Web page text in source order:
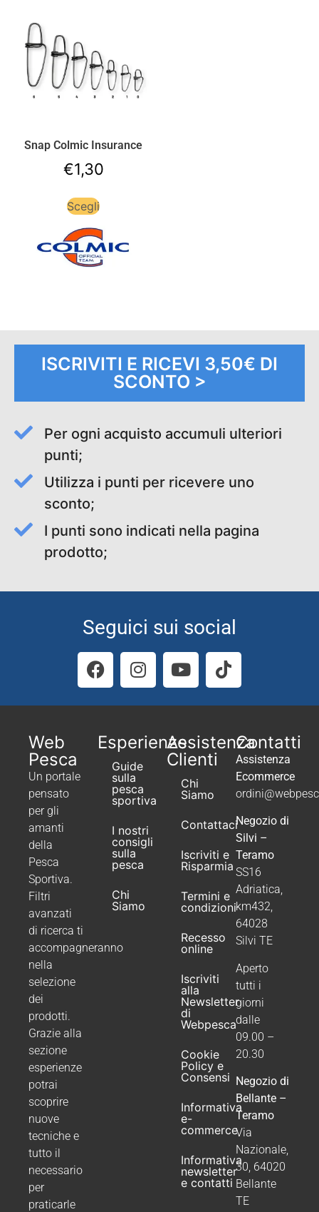
Snap Colmic Insurance
€1,30
Scegli
ISCRIVITI E RICEVI 3,50€ DI
SCONTO >
Per ogni acquisto accumuli ulteriori
punti;
Utilizza i punti per ricevere uno
sconto;
I punti sono indicati nella pagina
prodotto;
Seguici sui social
Web
Pesca
Un portale
pensato
per gli
amanti
della
Pesca
Sportiva.
Filtri
avanzati
di ricerca ti
accompagneranno
nella
selezione
dei
prodotti.
Grazie alla
sezione
esperienze
potrai
scoprire
nuove
tecniche e
tutto il
necessario
per
praticarle
Esperienze
Guide
sulla
pesca
sportiva
I nostri
consigli
sulla
pesca
Chi
Siamo
Assistenza
Clienti
Chi
Siamo
Contattaci
Iscriviti e
Risparmia
Termini e
condizioni
Recesso
online
Iscriviti
alla
Newsletter
di
Webpesca
Cookie
Policy e
Consensi
Informativa
e-
commerce
Informativa
newsletter
e contatti
Contatti
Assistenza
Ecommerce
Negozio di
Silvi –
Teramo
SS16
Adriatica,
km432,
64028
Silvi TE
Aperto
tutti i
giorni
dalle
09.00 –
20.30
Negozio di
Bellante –
Teramo
Via
Nazionale,
30, 64020
Bellante
TE